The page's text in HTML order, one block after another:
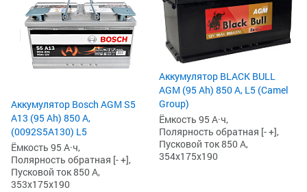
Аккумулятор Bosch AGM S5
А13 (95 Ah) 850 А,
(0092S5A130) L5
Ёмкость 95 А·ч,
Полярность обратная [- +],
Пусковой ток 850 А,
353x175x190
Аккумулятор BLACK BULL
AGM (95 Ah) 850 А, L5 (Camel
Group)
Ёмкость 95 А·ч,
Полярность обратная [- +],
Пусковой ток 850 А,
354x175x190